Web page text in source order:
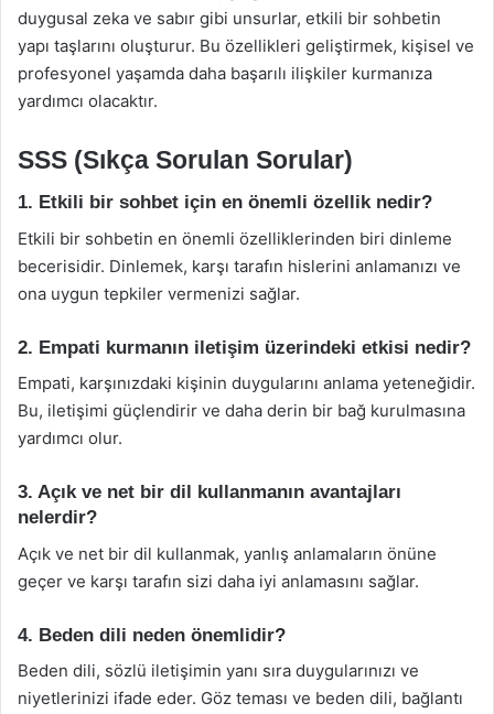
duygusal zeka ve sabır gibi unsurlar, etkili bir sohbetin
yapı taşlarını oluşturur. Bu özellikleri geliştirmek, kişisel ve
profesyonel yaşamda daha başarılı ilişkiler kurmanıza
yardımcı olacaktır.
SSS (Sıkça Sorulan Sorular)
1. Etkili bir sohbet için en önemli özellik nedir?
Etkili bir sohbetin en önemli özelliklerinden biri dinleme
becerisidir. Dinlemek, karşı tarafın hislerini anlamanızı ve
ona uygun tepkiler vermenizi sağlar.
2. Empati kurmanın iletişim üzerindeki etkisi nedir?
Empati, karşınızdaki kişinin duygularını anlama yeteneğidir.
Bu, iletişimi güçlendirir ve daha derin bir bağ kurulmasına
yardımcı olur.
3. Açık ve net bir dil kullanmanın avantajları
nelerdir?
Açık ve net bir dil kullanmak, yanlış anlamaların önüne
geçer ve karşı tarafın sizi daha iyi anlamasını sağlar.
4. Beden dili neden önemlidir?
Beden dili, sözlü iletişimin yanı sıra duygularınızı ve
niyetlerinizi ifade eder. Göz teması ve beden dili, bağlantı